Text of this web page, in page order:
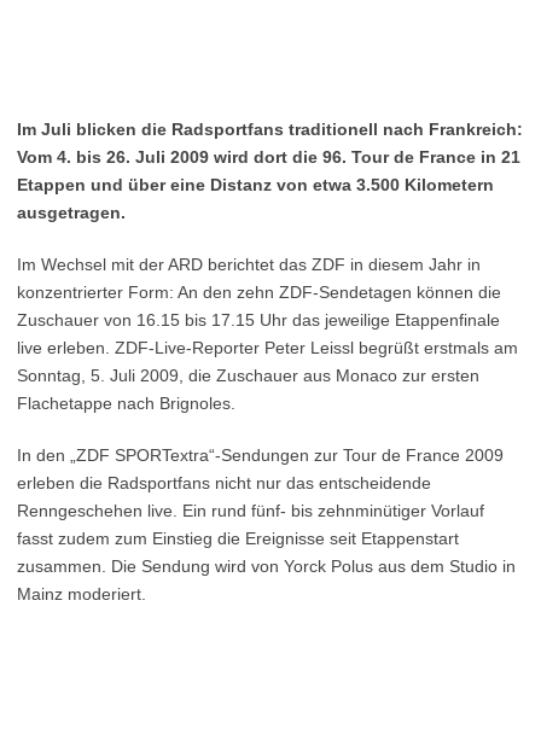
Im Juli blicken die Radsportfans traditionell nach Frankreich:
Vom 4. bis 26. Juli 2009 wird dort die 96. Tour de France in 21
Etappen und über eine Distanz von etwa 3.500 Kilometern
ausgetragen.
Im Wechsel mit der ARD berichtet das ZDF in diesem Jahr in
konzentrierter Form: An den zehn ZDF-Sendetagen können die
Zuschauer von 16.15 bis 17.15 Uhr das jeweilige Etappenfinale
live erleben. ZDF-Live-Reporter Peter Leissl begrüßt erstmals am
Sonntag, 5. Juli 2009, die Zuschauer aus Monaco zur ersten
Flachetappe nach Brignoles.
In den „ZDF SPORTextra“-Sendungen zur Tour de France 2009
erleben die Radsportfans nicht nur das entscheidende
Renngeschehen live. Ein rund fünf- bis zehnminütiger Vorlauf
fasst zudem zum Einstieg die Ereignisse seit Etappenstart
zusammen. Die Sendung wird von Yorck Polus aus dem Studio in
Mainz moderiert.